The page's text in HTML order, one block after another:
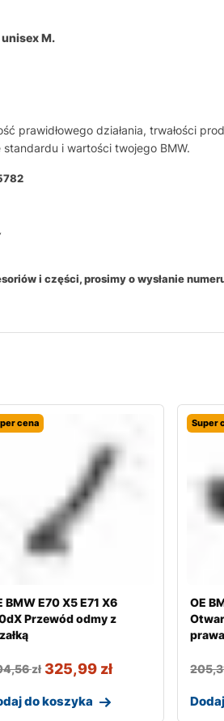
M.
prawidłowego działania, trwałości
i wartości twojego BMW.
i części, prosimy o wysłanie
cena
BMW E70 X5 E71 X6
Przewód odmy z
zł 325,99 zł
do koszyka
Super
OE
prawa